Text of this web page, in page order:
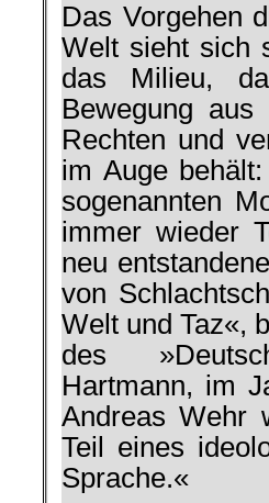
Das Vorgehen
Welt sieht sich
das Milieu,
Bewegung aus
Rechten und
im Auge
sogenannten
immer wieder
neu
von
Welt und Taz«,
des
Hartmann, im
Andreas Wehr
Teil eines
Sprache.«